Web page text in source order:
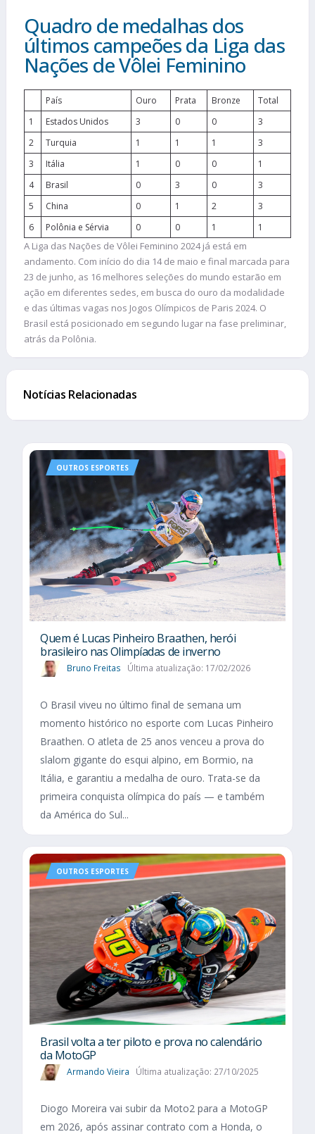
Quadro de medalhas dos
últimos campeões da Liga das
Nações de Vôlei Feminino
País Ouro Prata Bronze
Total
1
Estados Unidos 3 0 0
3
2
Turquia 1 1 1
3
3
Itália 1 0 0
1
4
Brasil 0 3 0
3
5
China 0 1 2
3
6
Polônia e Sérvia 0 0 1 1
A Liga das Nações de Vôlei Feminino 2024 já está em
andamento. Com início do dia 14 de maio e final marcada para
23 de junho, as 16 melhores seleções do mundo estarão em
ação em diferentes sedes, em busca do ouro da modalidade
e das últimas vagas nos Jogos Olímpicos de Paris 2024. O
Brasil está posicionado em segundo lugar na fase preliminar,
atrás da Polônia.
Notícias Relacionadas
OUTROS ESPORTES
Quem é Lucas Pinheiro Braathen, herói
brasileiro nas Olimpíadas de inverno
Bruno Freitas Última atualização: 17/02/2026
O Brasil viveu no último final de semana um
momento histórico no esporte com Lucas Pinheiro
Braathen. O atleta de 25 anos venceu a prova do
slalom gigante do esqui alpino, em Bormio, na
Itália, e garantiu a medalha de ouro. Trata-se da
primeira conquista olímpica do país — e também
da América do Sul...
OUTROS ESPORTES
Brasil volta a ter piloto e prova no calendário
da MotoGP
Armando Vieira Última atualização: 27/10/2025
Diogo Moreira vai subir da Moto2 para a MotoGP
em 2026, após assinar contrato com a Honda, o